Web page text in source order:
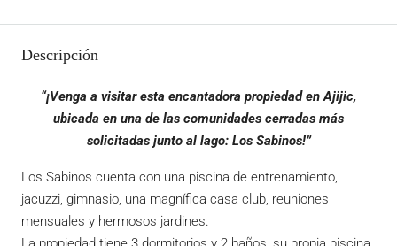
Descripción
“¡Venga a visitar esta encantadora propiedad en Ajijic,
ubicada en una de las comunidades cerradas más
solicitadas junto al lago: Los Sabinos!”
Los Sabinos cuenta con una piscina de entrenamiento,
jacuzzi, gimnasio, una magnífica casa club, reuniones
mensuales y hermosos jardines.